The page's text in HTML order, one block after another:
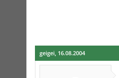
geigei, 16.08.2004